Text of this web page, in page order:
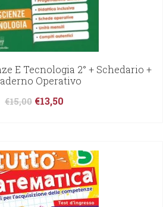
E Tecnologia 2° + Schedario +
Operativo
€15,00 €13,50